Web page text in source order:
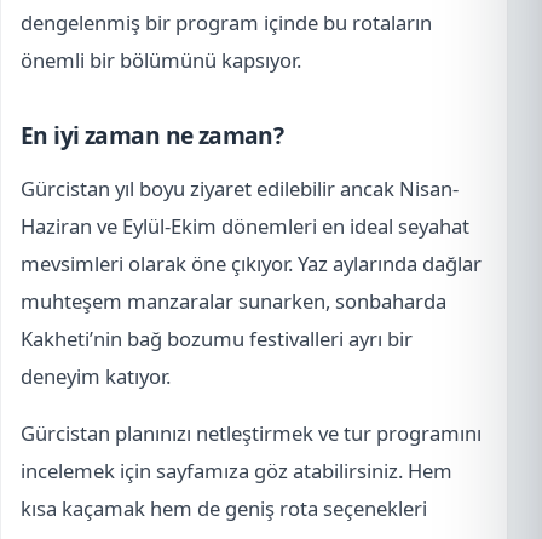
dengelenmiş bir program içinde bu rotaların
önemli bir bölümünü kapsıyor.
En iyi zaman ne zaman?
Gürcistan yıl boyu ziyaret edilebilir ancak Nisan-
Haziran ve Eylül-Ekim dönemleri en ideal seyahat
mevsimleri olarak öne çıkıyor. Yaz aylarında dağlar
muhteşem manzaralar sunarken, sonbaharda
Kakheti’nin bağ bozumu festivalleri ayrı bir
deneyim katıyor.
Gürcistan planınızı netleştirmek ve tur programını
incelemek için sayfamıza göz atabilirsiniz. Hem
kısa kaçamak hem de geniş rota seçenekleri